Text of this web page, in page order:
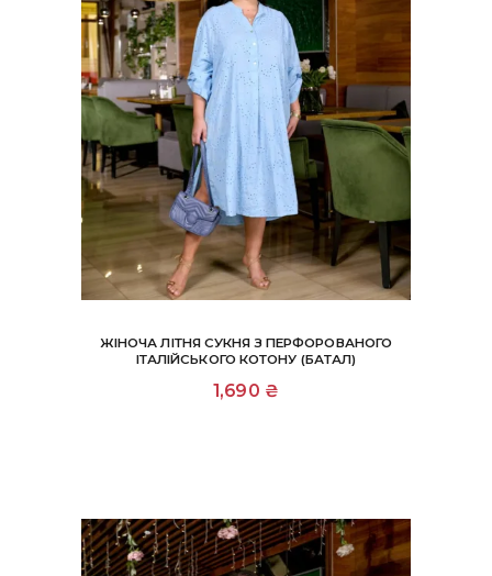
ЖІНОЧА ЛІТНЯ СУКНЯ З ПЕРФОРОВАНОГО
ІТАЛІЙСЬКОГО КОТОНУ (БАТАЛ)
1,690 ₴